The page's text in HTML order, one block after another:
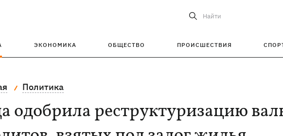
Найти
ЭКОНОМИКА ОБЩЕСТВО ПРОИСШЕСТВИЯ
Политика
одобрила реструктуризацию